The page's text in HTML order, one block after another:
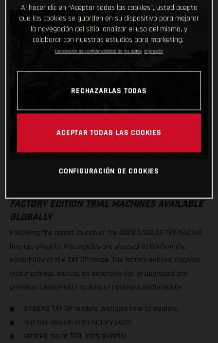
FACTORY EDITION TRIAL MACHINES AVAILABLE
GLOBALLY
Following the recent launch of the 2020 GASGAS TXT RACING
line-up, GASGAS Motorcycles are pleased to confirm the
availability of the TXT GP range. The factory edition, flagship
trial machines feature an extensive list of upgraded and
premium components to ensure optimum performance.
GASGAS TXT GP models available now at dealers
Top-tier models with factory parts
Limited run of 550 units globally
Al hacer clic en “Aceptar todas las cookies”, usted acepta
que las cookies se guarden en su dispositivo para mejorar
la navegación del sitio, analizar el uso del mismo, y
colaborar con nuestros estudios para marketing.
Declaración de confidencialidad de los datos Impresión
RECHAZARLAS TODAS
ACEPTAR TODAS LAS COOKIES
CONFIGURACIÓN DE COOKIES